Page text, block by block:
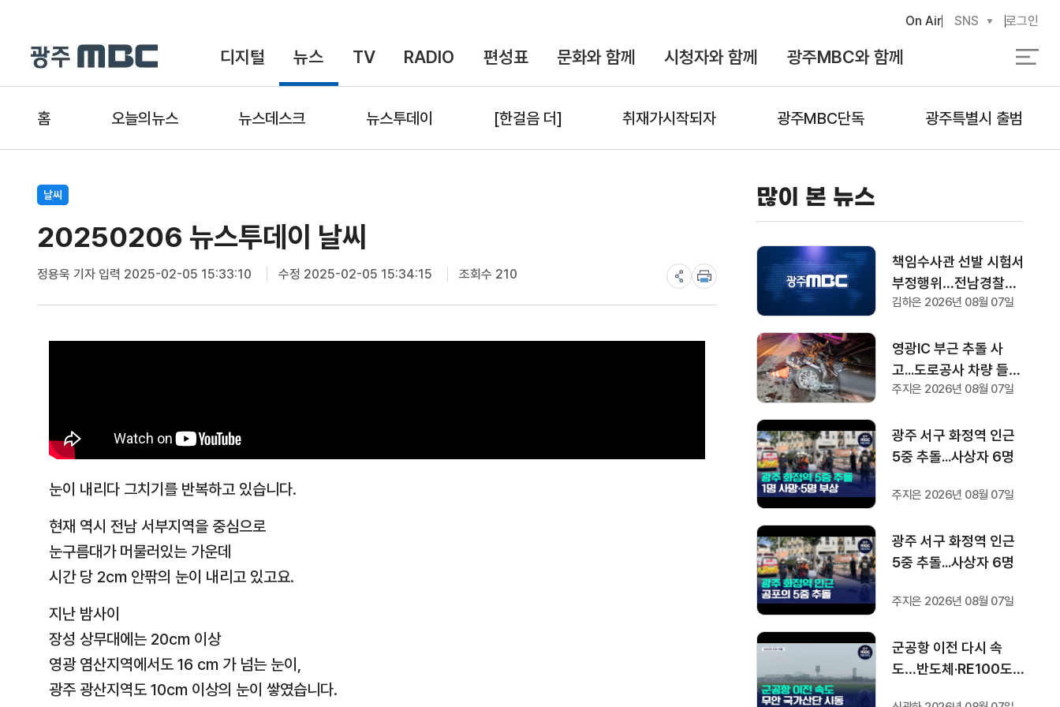
디지털 뉴스 TV RADIO 편성표 문화와 함께 시청자와 함께 광주MBC와 함께
On Air SNS 로그인
홈 오늘의뉴스 뉴스데스크 뉴스투데이 [한걸음 더] 취재가시작되자 광주MBC단독 광주특별시 출범
날씨
20250206 뉴스투데이 날씨
정용욱 기자입력 2025-02-05 15:33:10 수정 2025-02-05 15:34:15 조회수 210
눈이 내리다 그치기를 반복하고 있습니다.
현재 역시 전남 서부지역을 중심으로
눈구름대가 머물러있는 가운데
시간 당 2cm 안팎의 눈이 내리고 있고요.
지난 밤사이
장성 상무대에는 20cm 이상
영광 염산지역에서도 16 cm 가 넘는 눈이,
광주 광산지역도 10cm 이상의 눈이 쌓였습니다.
많이 본 뉴스
책임수사관 선발 시험서
부정행위…전남경찰청
"감찰 착수"
김하은 2026년 08월 07일
영광IC 부근 추돌 사
고...도로공사 차량 들이
받아 1명 부상
주지은 2026년 08월 07일
광주 서구 화정역 인근
5중 추돌...사상자 6명
주지은 2026년 08월 07일
광주 서구 화정역 인근
5중 추돌...사상자 6명
주지은 2026년 08월 07일
군공항 이전 다시 속
도…반도체·RE100도